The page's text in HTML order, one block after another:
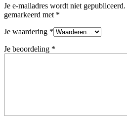
Je e-mailadres wordt niet gepubliceerd.
gemarkeerd met *
Je waardering *
Je beoordeling *